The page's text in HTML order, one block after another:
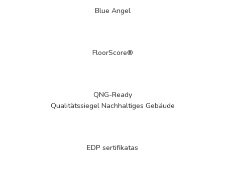
Blue Angel
FloorScore®
QNG-Ready
Qualitätssiegel Nachhaltiges Gebäude
EDP sertifikatas